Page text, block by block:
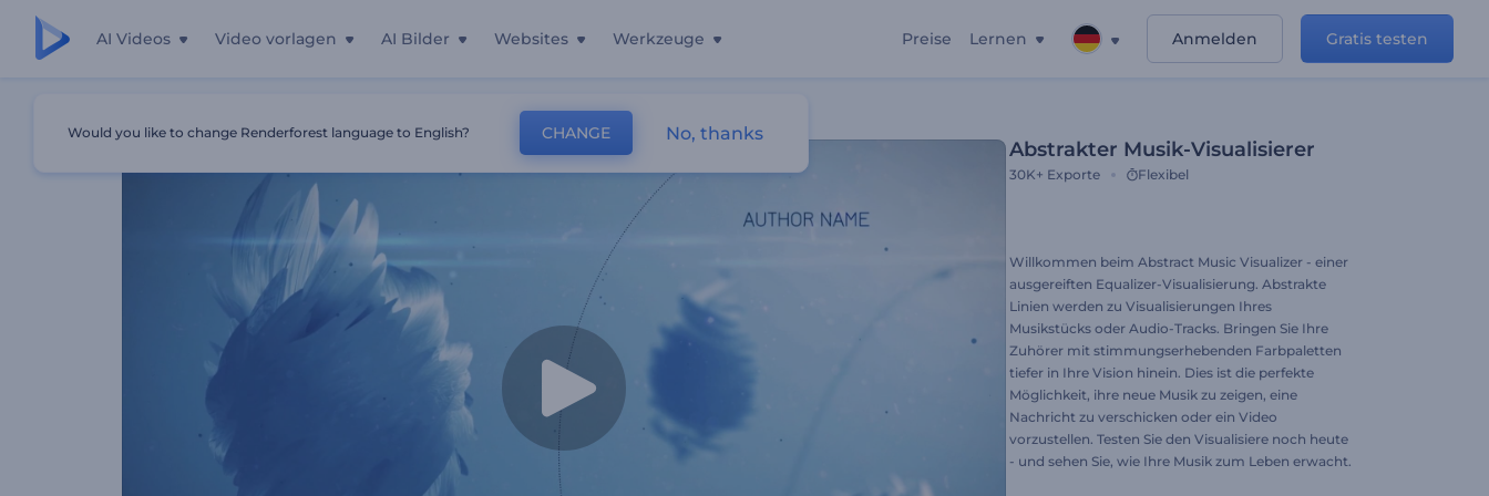
AI Videos Video vorlagen AI Bilder Websites Werkzeuge Preise Lernen Anmelden Gratis testen
Abstrakter Musik-Visualisierer
30K+ Exporte Flexibel
Willkommen beim Abstract Music Visualizer - einer
ausgereiften Equalizer-Visualisierung. Abstrakte
Linien werden zu Visualisierungen Ihres
Musikstücks oder Audio-Tracks. Bringen Sie Ihre
Zuhörer mit stimmungserhebenden Farbpaletten
tiefer in Ihre Vision hinein. Dies ist die perfekte
Möglichkeit, ihre neue Musik zu zeigen, eine
Nachricht zu verschicken oder ein Video
vorzustellen. Testen Sie den Visualisiere noch heute
- und sehen Sie, wie Ihre Musik zum Leben erwacht.
Would you like to change Renderforest language to English? CHANGE No, thanks